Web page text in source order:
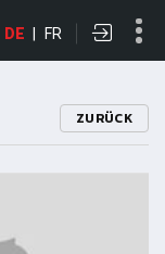
DE | FR
ZURÜCK